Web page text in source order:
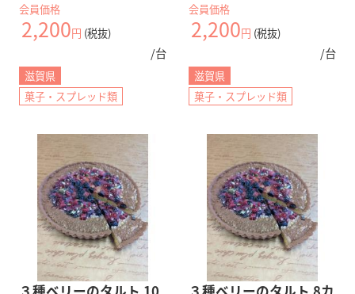
会員価格
2,200円 (税抜)
/台
滋賀県
菓子・スプレッド類
会員価格
2,200円 (税抜)
/台
滋賀県
菓子・スプレッド類